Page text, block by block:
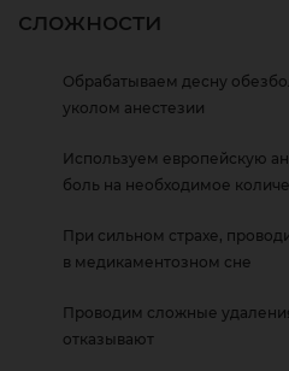
сложности
Обрабатываем десну
уколом анестезии
Используем европейскую
боль на необходимое
При сильном страхе,
в медикаментозном сне
Проводим сложные
отказывают